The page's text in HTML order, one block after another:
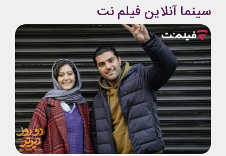
سینما آنلاین فیلم نت